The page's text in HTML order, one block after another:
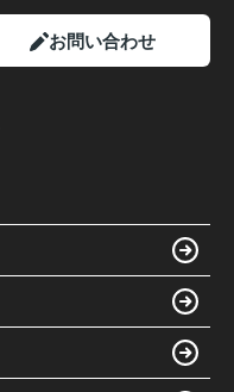
お問い合わせ